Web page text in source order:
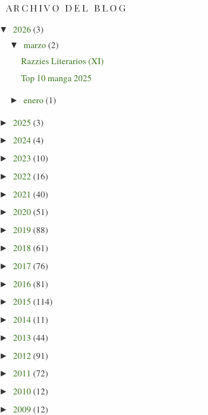
ARCHIVO DEL BLOG
▼ 2026(3)
▼ marzo(2)
Razzies Literarios (XI)
Top 10 manga 2025
►enero(1)
► 2025 (3)
► 2024(4)
► 2023 (10)
► 2022(16)
► 2021 (40)
► 2020(51)
► 2019 (88)
► 2018 (61)
► 2017 (76)
► 2016(81)
► 2015 (114)
► 2014(11)
► 2013 (44)
► 2012(91)
► 2011 (72)
► 2010(12)
► 2009 (12)